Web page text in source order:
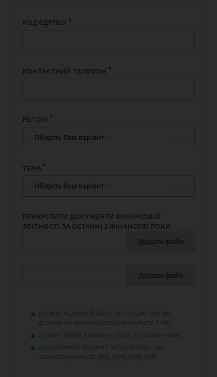
КОД ЄДРПОУ *
КОНТАКТНИЙ ТЕЛЕФОН *
РЕГІОН *
- Оберіть Ваш варіант -
ТЕМА *
- Оберіть Ваш варіант -
ПРИКРІПИТИ ДОКУМЕНТИ ФІНАНСОВОЇ
ЗВІТНОСТІ ЗА ОСТАННІ 2 ФІНАНСОВІ РОКИ